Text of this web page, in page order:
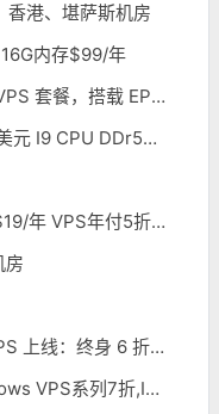
香港、堪萨斯机房
内存$99/年
马来西亚主机商 SVR4U 推出年付 VPS 套餐，搭载 EPYC/至强铂金，支持支付宝
DediRock 新上高性能VPS 年付25美元 I9 CPU DDr5内存 纽约机房
HawkHost/老鹰主机 虚拟主机3折$19/年 VPS年付5折$25/年
房
AirNode 荷兰阿姆斯特丹 NVMe VPS 上线：终身 6 折，€1.99/月起，2.5Tbit/s DDoS 防护
DesiVPS AMD Ryzen系列和Windows VPS系列7折,Intel系列年付11.6美元